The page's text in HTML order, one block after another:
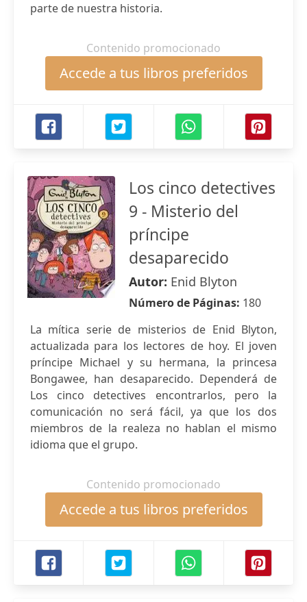
parte de nuestra historia.
Contenido promocionado
Accede a tus libros preferidos
Los cinco detectives
9 - Misterio del
príncipe
desaparecido
Autor: Enid Blyton
Número de Páginas: 180
La mítica serie de misterios de Enid Blyton,
actualizada para los lectores de hoy. El joven
príncipe Michael y su hermana, la princesa
Bongawee, han desaparecido. Dependerá de
Los cinco detectives encontrarlos, pero la
comunicación no será fácil, ya que los dos
miembros de la realeza no hablan el mismo
idioma que el grupo.
Contenido promocionado
Accede a tus libros preferidos